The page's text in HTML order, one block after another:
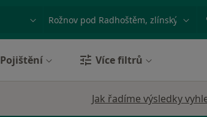
Město nebo region
Pojištění Více filtrů
Jak řadíme výsledky